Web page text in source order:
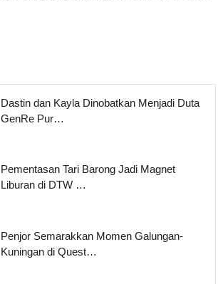
Dastin dan Kayla Dinobatkan Menjadi Duta
GenRe Pur…
Pementasan Tari Barong Jadi Magnet
Liburan di DTW …
Penjor Semarakkan Momen Galungan-
Kuningan di Quest…